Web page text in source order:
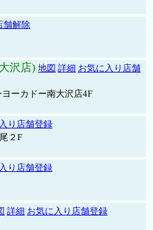
舗解除
沢店) 地図 詳細 お気に入り店舗
ーカドー南大沢店4F
り店舗登録
２F
り店舗登録
詳細 お気に入り店舗登録